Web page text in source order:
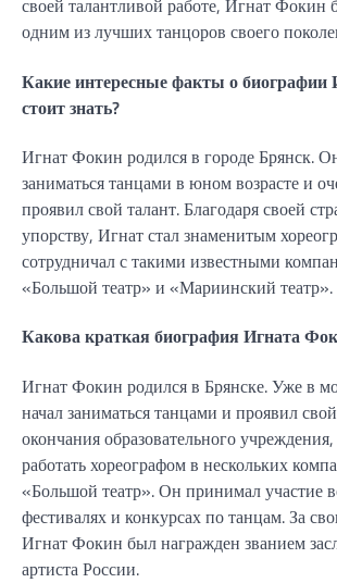
своей талантливой работе, Игнат Фокин
одним из лучших танцоров своего
Какие интересные факты о биографии
стоит знать?
Игнат Фокин родился в городе Брянск.
заниматься танцами в юном возрасте и
проявил свой талант. Благодаря своей
упорству, Игнат стал знаменитым
сотрудничал с такими известными
«Большой театр» и «Мариинский театр».
Какова краткая биография Игната
Игнат Фокин родился в Брянске. Уже в
начал заниматься танцами и проявил
окончания образовательного
работать хореографом в нескольких
«Большой театр». Он принимал участие
фестивалях и конкурсах по танцам. За
Игнат Фокин был награжден званием
артиста России.